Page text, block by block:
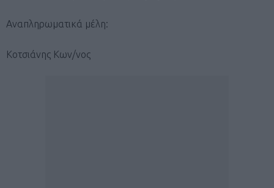
Αναπληρωματικά μέλη:
Κοτσιάνης Κων/νος